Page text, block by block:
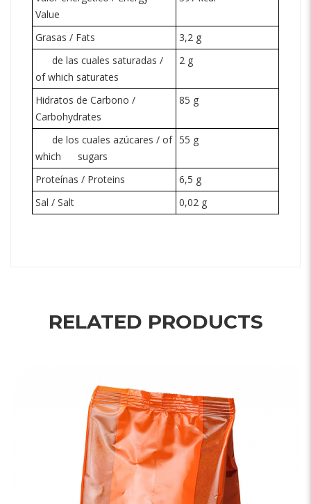
Value
Grasas / Fats
3,2 g
de las cuales saturadas /
of which saturates
2 g
Hidratos de Carbono /
Carbohydrates
85 g
de los cuales azúcares / of
which
sugars
55 g
Proteínas / Proteins
6,5 g
Sal / Salt
0,02 g
RELATED PRODUCTS